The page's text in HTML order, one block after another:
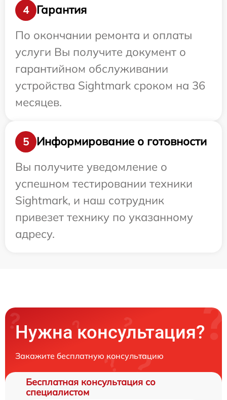
4
Гарантия
По окончании ремонта и оплаты
услуги Вы получите документ о
гарантийном обслуживании
устройства Sightmark сроком на 36
месяцев.
5
Информирование о готовности
Вы получите уведомление о
успешном тестировании техники
Sightmark, и наш сотрудник
привезет технику по указанному
адресу.
Нужна консультация?
Закажите бесплатную консультацию
Бесплатная консультация со
специалистом